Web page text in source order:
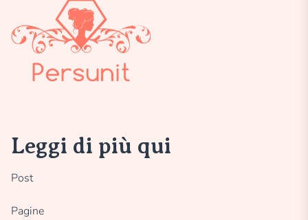
Leggi di più qui
Post
Pagine